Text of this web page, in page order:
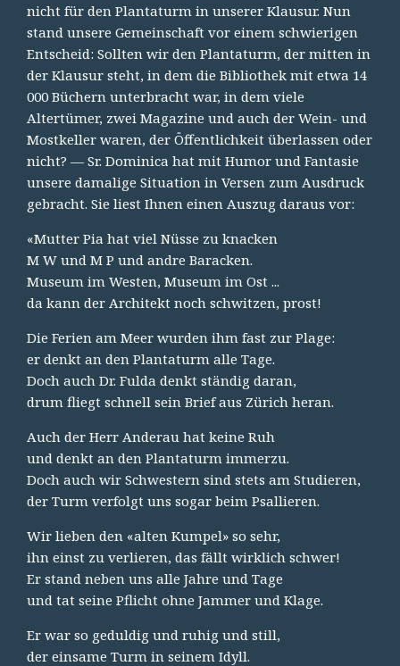
nicht für den Plantaturm in unserer Klausur. Nun
stand unsere Gemeinschaft vor einem schwierigen
Entscheid: Sollten wir den Plantaturm, der mitten in
der Klausur steht, in dem die Bibliothek mit etwa 14
000 Büchern unterbracht war, in dem viele
Altertümer, zwei Magazine und auch der Wein- und
Mostkeller waren, der Öffentlichkeit überlassen oder
nicht? — Sr. Dominica hat mit Humor und Fantasie
unsere damalige Situation in Versen zum Ausdruck
gebracht. Sie liest Ihnen einen Auszug daraus vor:
«Mutter Pia hat viel Nüsse zu knacken
M W und M P und andre Baracken.
Museum im Westen, Museum im Ost ...
da kann der Architekt noch schwitzen, prost!
Die Ferien am Meer wurden ihm fast zur Plage:
er denkt an den Plantaturm alle Tage.
Doch auch Dr. Fulda denkt ständig daran,
drum fliegt schnell sein Brief aus Zürich heran.
Auch der Herr Anderau hat keine Ruh
und denkt an den Plantaturm immerzu.
Doch auch wir Schwestern sind stets am Studieren,
der Turm verfolgt uns sogar beim Psallieren.
Wir lieben den «alten Kumpel» so sehr,
ihn einst zu verlieren, das fällt wirklich schwer!
Er stand neben uns alle Jahre und Tage
und tat seine Pflicht ohne Jammer und Klage.
Er war so geduldig und ruhig und still,
der einsame Turm in seinem Idyll.